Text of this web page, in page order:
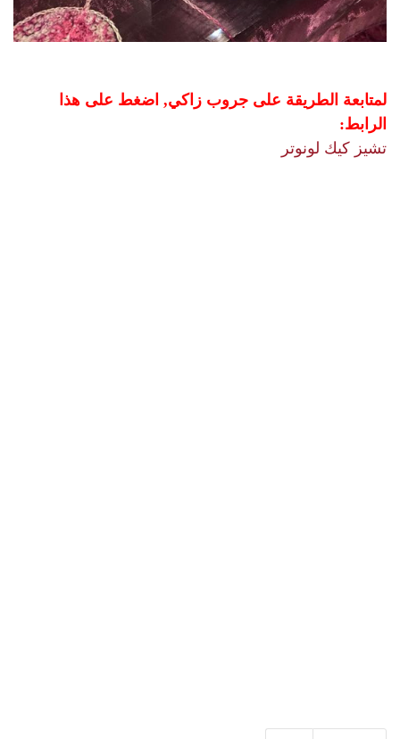
لمتابعة الطريقة على جروب زاكي, اضغط على هذا
الرابط:
تشيز كيك لونوتر